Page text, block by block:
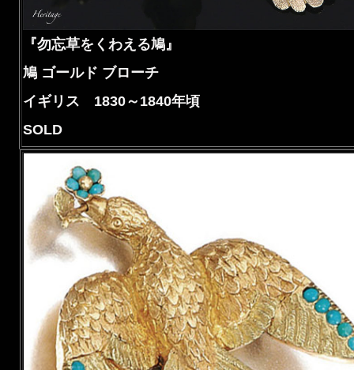
『勿忘草をくわえる鳩』
鳩 ゴールド ブローチ
イギリス 1830～1840年頃
SOLD